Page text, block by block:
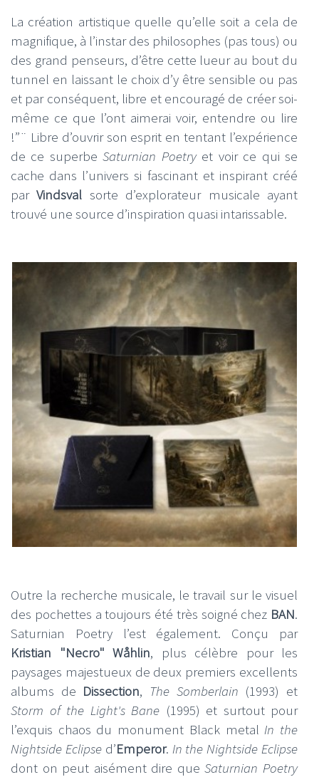
La création artistique quelle qu’elle soit a cela de
magnifique, à l’instar des philosophes (pas tous) ou
des grand penseurs, d’être cette lueur au bout du
tunnel en laissant le choix d’y être sensible ou pas
et par conséquent, libre et encouragé de créer soi-
même ce que l’ont aimerai voir, entendre ou lire
!”¨ Libre d’ouvrir son esprit en tentant l’expérience
de ce superbeSaturnian Poetryet voir ce qui se
cache dans l’univers si fascinant et inspirant créé
parVindsval sorte d’explorateur musicale ayant
trouvé une source d’inspiration quasi intarissable.
Outre la recherche musicale, le travail sur le visuel
des pochettes a toujours été très soigné chez BAN.
Saturnian Poetry l’est également. Conçu par
Kristian "Necro" Wåhlin, plus célèbre pour les
paysages majestueux de deux premiers excellents
albums de Dissection, The Somberlain (1993) et
Storm of the Light's Bane (1995) et surtout pour
l’exquis chaos du monument Black metalIn the
Nightside Eclipsed’Emperor. In the Nightside Eclipse
dont on peut aisément dire queSaturnian Poetry